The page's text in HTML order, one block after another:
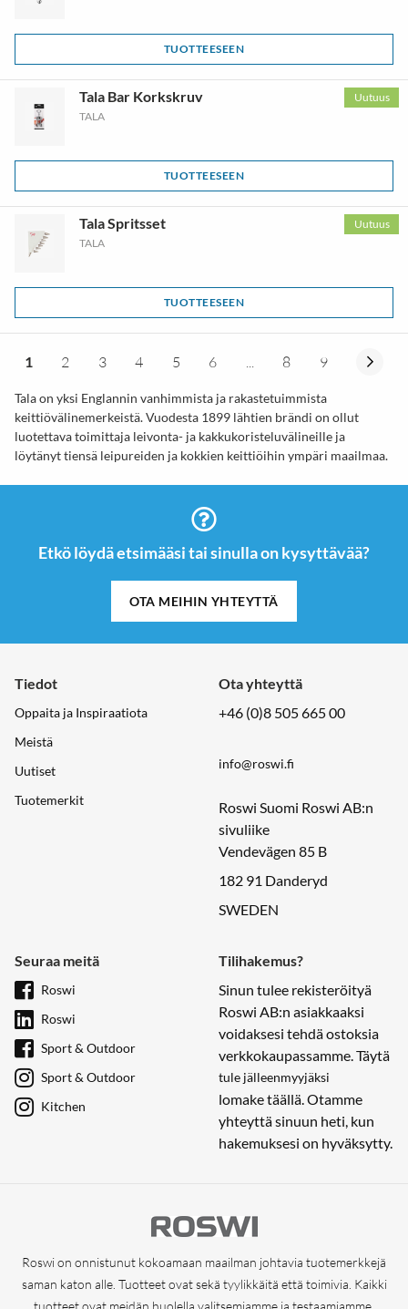
TUOTTEESEEN
Uutuus
Tala Bar Korkskruv
TALA
TUOTTEESEEN
Uutuus
Tala Spritsset
TALA
TUOTTEESEEN
1 2 3 4 5 6 ... 8 9
Tala on yksi Englannin vanhimmista ja rakastetuimmista
keittiövälinemerkeistä. Vuodesta 1899 lähtien brändi on ollut
luotettava toimittaja leivonta- ja kakkukoristeluvälineille ja
löytänyt tiensä leipureiden ja kokkien keittiöihin ympäri maailmaa.
Etkö löydä etsimääsi tai sinulla on kysyttävää?
OTA MEIHIN YHTEYTTÄ
Tiedot
Oppaita ja Inspiraatiota
Meistä
Uutiset
Tuotemerkit
Ota yhteyttä
+46 (0)8 505 665 00
info@roswi.fi
Roswi Suomi Roswi AB:n
sivuliike
Vendevägen 85 B
182 91 Danderyd
SWEDEN
Seuraa meitä
Roswi
Roswi
Sport & Outdoor
Sport & Outdoor
Kitchen
Tilihakemus?
Sinun tulee rekisteröityä
Roswi AB:n asiakkaaksi
voidaksesi tehdä ostoksia
verkkokaupassamme. Täytä
tule jälleenmyyjäksi
lomake täällä. Otamme
yhteyttä sinuun heti, kun
hakemuksesi on hyväksytty.
Roswi on onnistunut kokoamaan maailman johtavia tuotemerkkejä
saman katon alle. Tuotteet ovat sekä tyylikkäitä että toimivia. Kaikki
tuotteet ovat meidän huolella valitsemiamme ja testaamiamme.